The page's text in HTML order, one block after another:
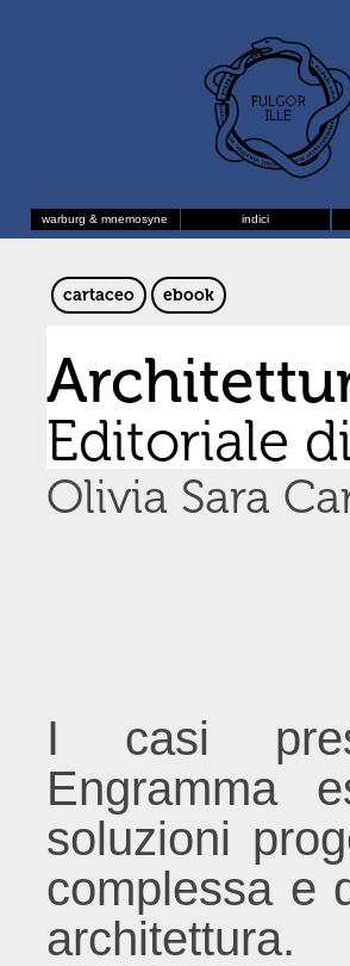
warburg & mnemosyne indici
cartaceo ebook
Editoriale
Olivia Sara
I casi
Engramma
soluzioni
complessa e
architettura.